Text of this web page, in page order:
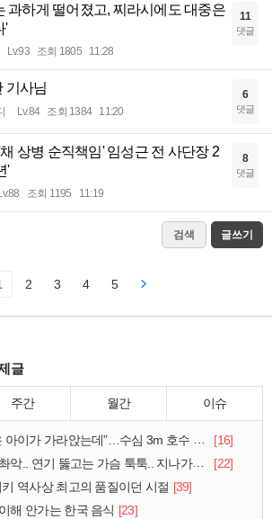
과하게 떨어졌고, 찌라시에도 대중은
'
Lv.93 조회 1805 11:28
11
댓글
기사님
Lv.84 조회 1384 11:20
6
댓글
채 상병 순직책임' 임성근 전 사단장 2
'
조회 1195 11:19
8
댓글
검색 글쓰기
2 3 4 5
글
주간 월간 이슈
가 가라앉는데”…수심 3m 호수 뛰어든 60대 의인
[16]
.. 연기 뚫고는 가슴 툭툭.. 지나가던 아재의 정체
[22]
키 역사상 최고의 품질이던 시절 [39]
해 안가는 한국 음식 [23]